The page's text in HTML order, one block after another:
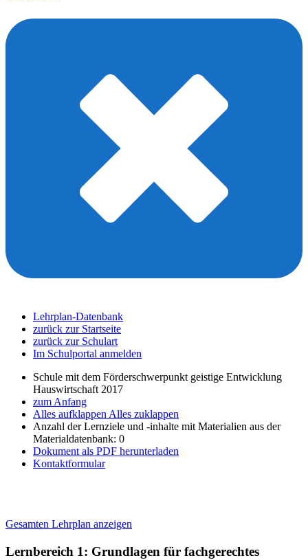
Lehrplan-Datenbank
zurück zur Startseite
zurück zur Schulart
Im Schulportal anmelden
Schule mit dem Förderschwerpunkt geistige Entwicklung
Hauswirtschaft 2017
zum Anfang
Alles aufklappen Alles zuklappen
Anzahl der Lernziele und -inhalte mit Materialien aus der
Materialdatenbank: 0
Dokument als PDF herunterladen
Kontaktformular
Gesamten Lehrplan anzeigen
Lernbereich 1: Grundlagen für fachgerechtes